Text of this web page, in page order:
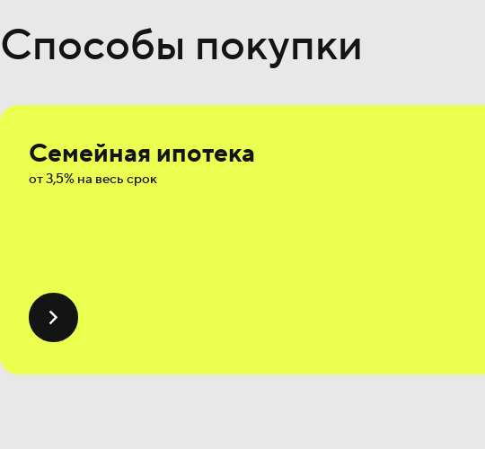
Способы покупки
Семейная ипотека
от 3,5% на весь срок